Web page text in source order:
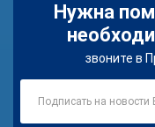
Нужна
звоните в